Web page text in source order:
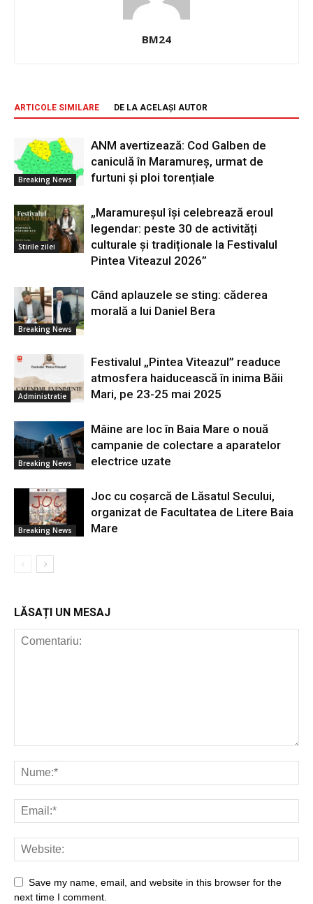
BM24
ARTICOLE SIMILARE DE LA ACELAȘI AUTOR
Breaking News
ANM avertizează: Cod Galben de
caniculă în Maramureș, urmat de
furtuni și ploi torențiale
Stirile zilei
„Maramureșul își celebrează eroul
legendar: peste 30 de activități
culturale și tradiționale la Festivalul
Pintea Viteazul 2026”
Breaking News
Când aplauzele se sting: căderea
morală a lui Daniel Bera
Administratie
Festivalul „Pintea Viteazul” readuce
atmosfera haiducească în inima Băii
Mari, pe 23-25 mai 2025
Breaking News
Mâine are loc în Baia Mare o nouă
campanie de colectare a aparatelor
electrice uzate
Breaking News
Joc cu coșarcă de Lăsatul Secului,
organizat de Facultatea de Litere Baia
Mare
LĂSAȚI UN MESAJ
Save my name, email, and website in this browser for the
next time I comment.